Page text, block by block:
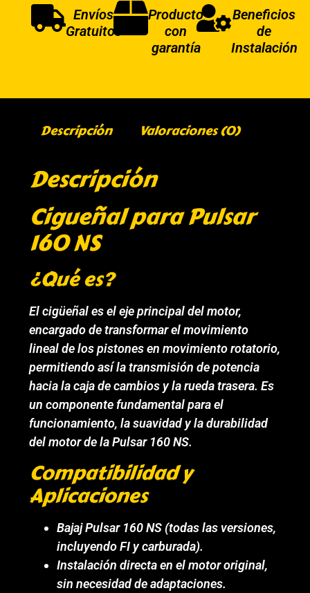
Envíos
Gratuitos
Producto
con
garantía
Beneficios
de
Instalación
Descripción Valoraciones (0)
Descripción
Cigueñal para Pulsar
160 NS
¿Qué es?
El cigüeñal es el eje principal del motor,
encargado de transformar el movimiento
lineal de los pistones en movimiento rotatorio,
permitiendo así la transmisión de potencia
hacia la caja de cambios y la rueda trasera. Es
un componente fundamental para el
funcionamiento, la suavidad y la durabilidad
del motor de la Pulsar 160 NS.
Compatibilidad y
Aplicaciones
Bajaj Pulsar 160 NS (todas las versiones,
incluyendo FI y carburada).
Instalación directa en el motor original,
sin necesidad de adaptaciones.